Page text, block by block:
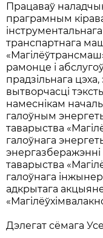
Працаваў
праграмным
транспартнага
рамонце і
прадзільнага
вытворчасці
намеснікам
галоўным
таварыства
галоўнага
таварыства
галоўнага
адкрытага
Дэлегат сёмага